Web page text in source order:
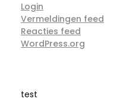
Login
Vermeldingen feed
Reacties feed
WordPress.org
test